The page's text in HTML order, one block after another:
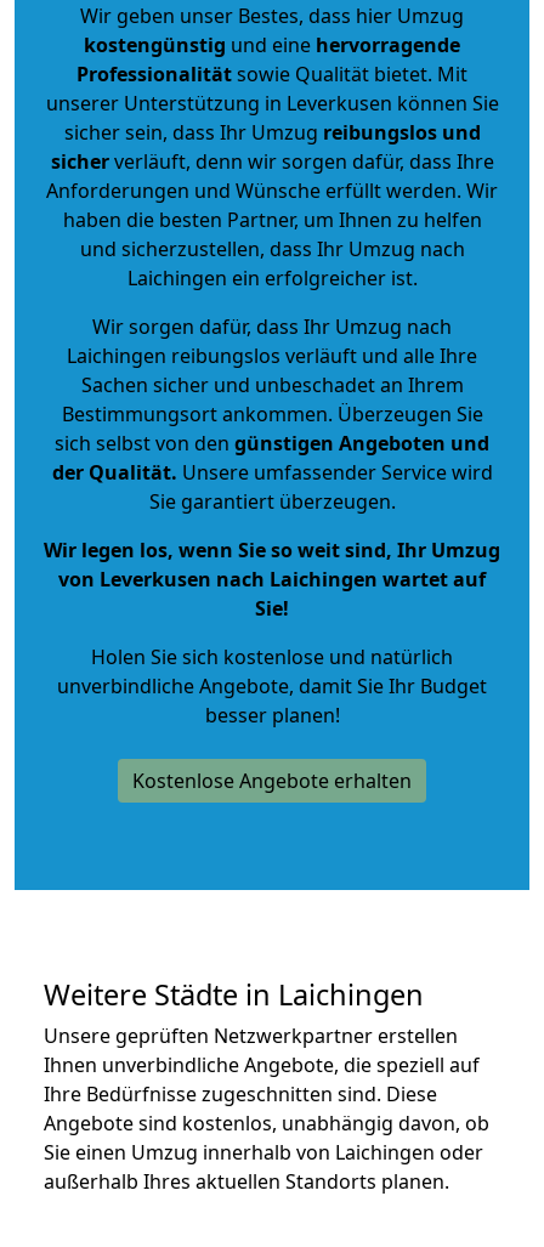
Wir geben unser Bestes, dass hier Umzug
kostengünstig und eine hervorragende
Professionalitätsowie Qualität bietet. Mit
unserer Unterstützung in Leverkusen können Sie
sicher sein, dass Ihr Umzug reibungslos und
sicherverläuft, denn wir sorgen dafür, dass Ihre
Anforderungen und Wünsche erfüllt werden. Wir
haben die besten Partner, um Ihnen zu helfen
und sicherzustellen, dass Ihr Umzug nach
Laichingen ein erfolgreicher ist.
Wir sorgen dafür, dass Ihr Umzug nach
Laichingen reibungslos verläuft und alle Ihre
Sachen sicher und unbeschadet an Ihrem
Bestimmungsort ankommen. Überzeugen Sie
sich selbst von den günstigen Angeboten und
der Qualität. Unsere umfassender Service wird
Sie garantiert überzeugen.
Wir legen los, wenn Sie so weit sind, Ihr Umzug
von Leverkusen nach Laichingen wartet auf
Sie!
Holen Sie sich kostenlose und natürlich
unverbindliche Angebote, damit Sie Ihr Budget
besser planen!
Kostenlose Angebote erhalten
Weitere Städte in Laichingen
Unsere geprüften Netzwerkpartner erstellen
Ihnen unverbindliche Angebote, die speziell auf
Ihre Bedürfnisse zugeschnitten sind. Diese
Angebote sind kostenlos, unabhängig davon, ob
Sie einen Umzug innerhalb von Laichingen oder
außerhalb Ihres aktuellen Standorts planen.